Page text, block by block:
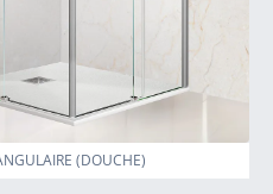
(DOUCHE)